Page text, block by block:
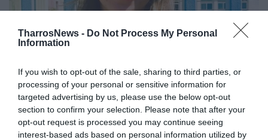
TharrosNews - Do Not Process My Personal
Information
If you wish to opt-out of the sale, sharing to third parties, or
processing of your personal or sensitive information for
targeted advertising by us, please use the below opt-out
section to confirm your selection. Please note that after your
opt-out request is processed you may continue seeing
interest-based ads based on personal information utilized by